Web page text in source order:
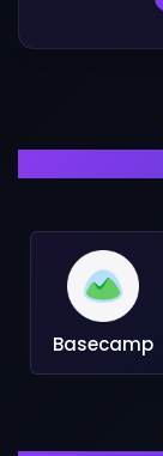
Basecamp